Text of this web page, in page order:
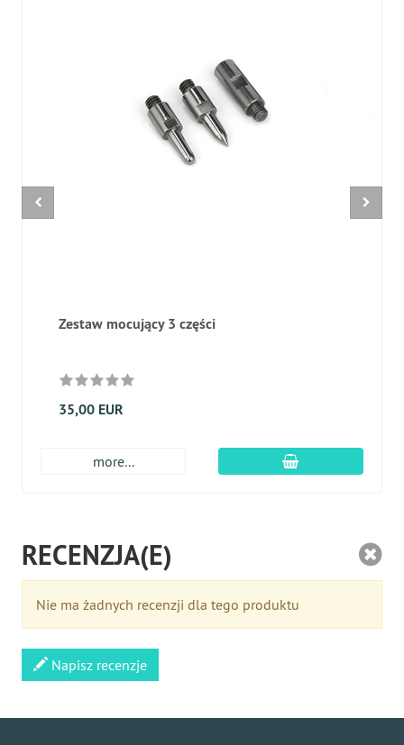
Zestaw mocujący 3 części
35,00 EUR
more... dodaj do
RECENZJA(E)
Nie ma żadnych recenzji dla tego produktu
Napisz recenzje